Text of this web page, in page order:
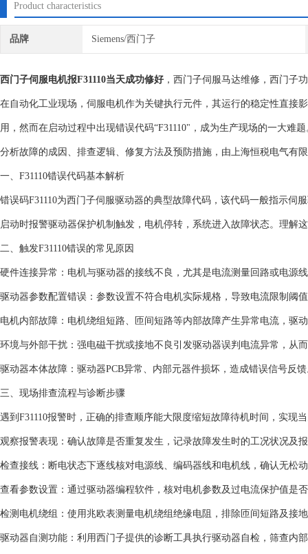
Product characteristics
品牌 Siemens/西门子
西门子伺服电机报F31110当天成功修好 ，西门子伺服马达维修，西门子
在自动化工业现场，伺服电机作为关键执行元件，其运行的稳定性直接
用，然而在启动过程中出现错误代码“F31110"，成为生产现场的一大难
分析故障的成因、排查逻辑、修复方法及预防措施，由上海恒税电气有
一、F31110错误代码基本解析
错误码F31110为西门子伺服驱动器的典型故障代码，该代码一般指示
启动时报警驱动器保护机制触发，电机停转，系统进入故障状态。理解
二、触发F31110错误的常见原因
硬件连接异常：电机与驱动器的接线不良，尤其是电流测量回路或电源
驱动器参数配置错误：参数设置不符合电机实际规格，导致电流限制阈
电机内部故障：电机绕组短路、匝间短路等内部故障产生异常电流，驱
环境与外部干扰：强电磁干扰或接地不良引发驱动器误判电流异常，从
驱动器本体故障：驱动器PCB异常、内部元器件损坏，造成错误信号反
三、现场排查流程与诊断步骤
遇到F31110报警时，正确的排查顺序能大限度缩短故障待机时间，实现
观察报警表现：确认故障是否重复发生，记录故障发生时的工况状况及
检查接线：断电状态下逐线核对电源线、编码器线和电机线，确认无松
查看参数设置：通过驱动器编程软件，核对电机参数及过电流保护值是
检测电机绕组：使用兆欧表测量电机绕组绝缘电阻，排除匝间短路及接
驱动器自测功能：利用西门子提供的诊断工具执行驱动器自检，筛查内